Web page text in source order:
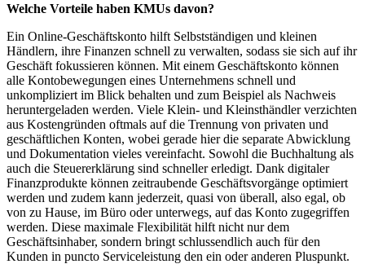
Welche Vorteile haben KMUs davon?
Ein Online-Geschäftskonto hilft Selbstständigen und kleinen
Händlern, ihre Finanzen schnell zu verwalten, sodass sie sich auf ihr
Geschäft fokussieren können. Mit einem Geschäftskonto können
alle Kontobewegungen eines Unternehmens schnell und
unkompliziert im Blick behalten und zum Beispiel als Nachweis
heruntergeladen werden. Viele Klein- und Kleinsthändler verzichten
aus Kostengründen oftmals auf die Trennung von privaten und
geschäftlichen Konten, wobei gerade hier die separate Abwicklung
und Dokumentation vieles vereinfacht. Sowohl die Buchhaltung als
auch die Steuererklärung sind schneller erledigt. Dank digitaler
Finanzprodukte können zeitraubende Geschäftsvorgänge optimiert
werden und zudem kann jederzeit, quasi von überall, also egal, ob
von zu Hause, im Büro oder unterwegs, auf das Konto zugegriffen
werden. Diese maximale Flexibilität hilft nicht nur dem
Geschäftsinhaber, sondern bringt schlussendlich auch für den
Kunden in puncto Serviceleistung den ein oder anderen Pluspunkt.